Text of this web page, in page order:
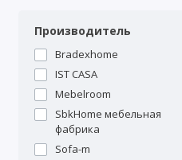
Производитель
Bradexhome
IST CASA
Mebelroom
SbkHome мебельная
фабрика
Sofa-m